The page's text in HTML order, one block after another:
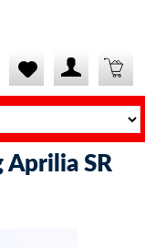
SR